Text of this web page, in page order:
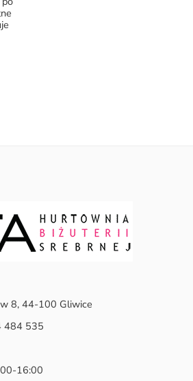
KONTRASTU
8, 44-100 Gliwice
484 535
16:00